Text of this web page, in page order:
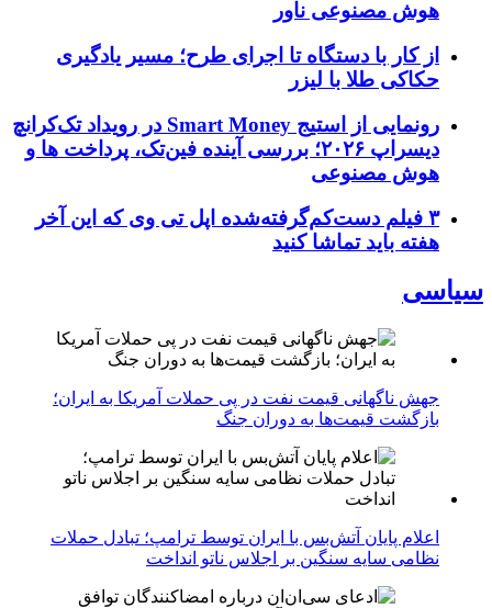
هوش مصنوعی ناور
از کار با دستگاه تا اجرای طرح؛ مسیر یادگیری
حکاکی طلا با لیزر
رونمایی از استیج Smart Money در رویداد تک‌کرانچ
دیسراپ ۲۰۲۶؛ بررسی آینده فین‌تک، پرداخت‌ ها و
هوش مصنوعی
۳ فیلم دست‌کم‌گرفته‌شده اپل تی وی که این آخر
هفته باید تماشا کنید
سیاسی
جهش ناگهانی قیمت نفت در پی حملات آمریکا به ایران؛
بازگشت قیمت‌ها به دوران جنگ
اعلام پایان آتش‌بس با ایران توسط ترامپ؛ تبادل حملات
نظامی سایه سنگین بر اجلاس ناتو انداخت